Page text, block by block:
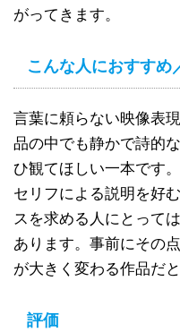
がってきます。
こんな人におすすめ
言葉に頼らない映像表
品の中でも静かで詩的
ひ観てほしい一本です
セリフによる説明を好
スを求める人にとって
あります。事前にその
が大きく変わる作品だと
評価